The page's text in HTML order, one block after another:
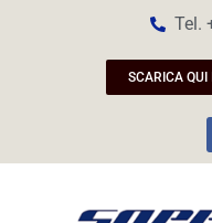
Tel.
SCARICA QUI